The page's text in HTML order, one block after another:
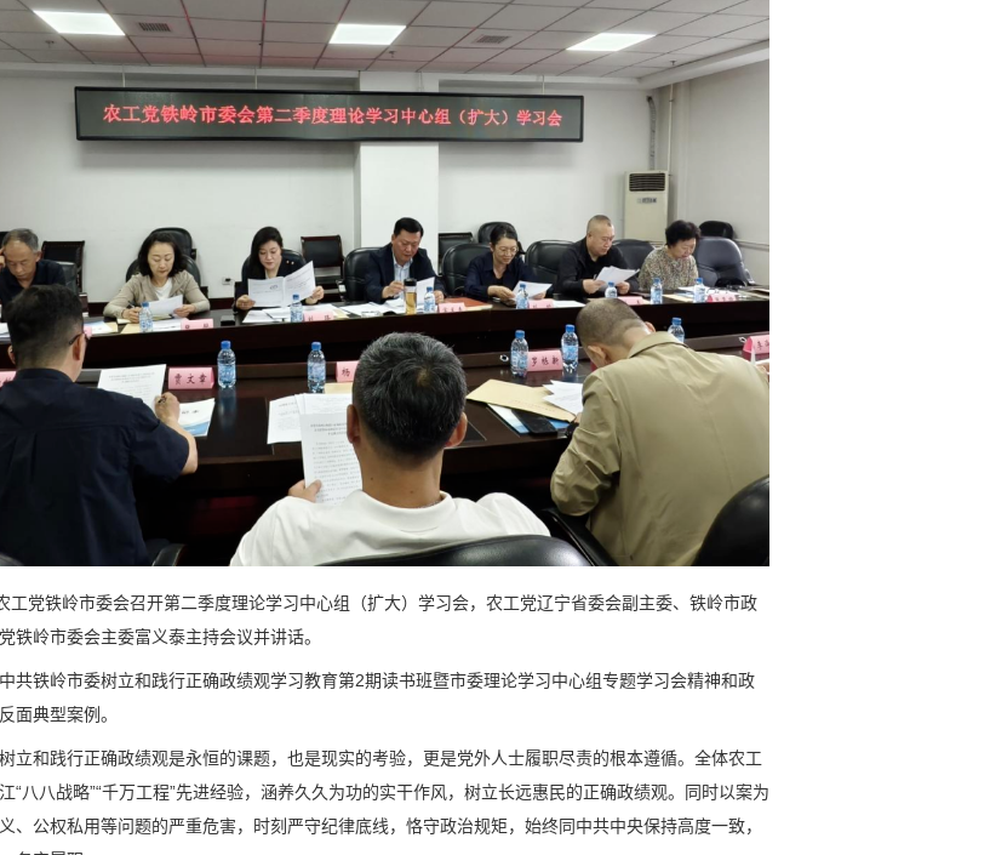
工党铁岭市委会召开第二季度理论学习中心组（扩大）学习会，农工党辽宁省委会副主委、铁岭市政
铁岭市委会主委富义泰主持会议并讲话。
共铁岭市委树立和践行正确政绩观学习教育第2期读书班暨市委理论学习中心组专题学习会精神和政
面典型案例。
立和践行正确政绩观是永恒的课题，也是现实的考验，更是党外人士履职尽责的根本遵循。全体农工
“八八战略”“千万工程”先进经验，涵养久久为功的实干作风，树立长远惠民的正确政绩观。同时以案为
、公权私用等问题的严重危害，时刻严守纪律底线，恪守政治规矩，始终同中共中央保持高度一致，